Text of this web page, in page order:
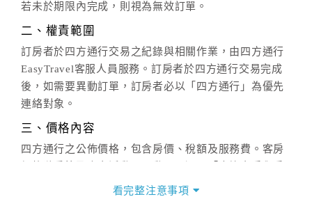
若未於期限內完成，則視為無效訂單。
二、權責範圍
訂房者於四方通行交易之紀錄與相關作業，由四方通行
EasyTravel客服人員服務。訂房者於四方通行交易完成
後，如需要異動訂單，訂房者必以「四方通行」為優先
連絡對象。
三、價格內容
四方通行之公佈價格，包含房價、稅額及服務費。客房
價」之當日價格為標準。
看完整注意事項